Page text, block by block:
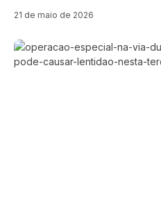
21 de maio de 2026